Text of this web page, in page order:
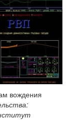
вождения